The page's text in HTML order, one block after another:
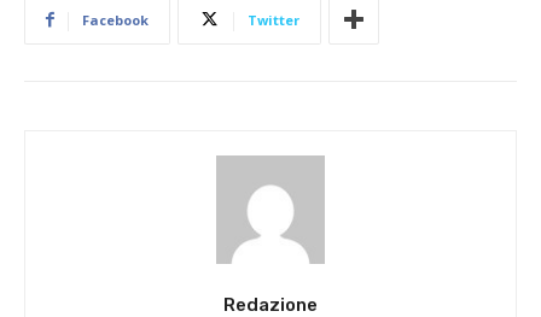
Facebook Twitter
Redazione